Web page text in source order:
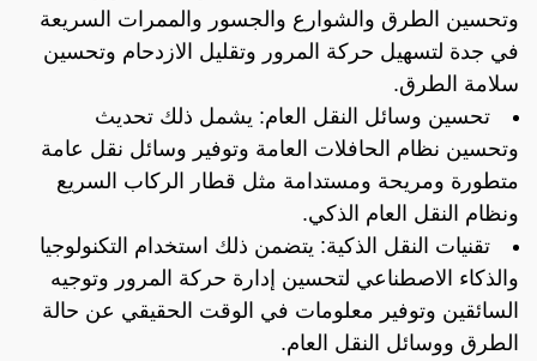
وتحسين الطرق والشوارع والجسور والممرات السريعة
في جدة لتسهيل حركة المرور وتقليل الازدحام وتحسين
سلامة الطرق.
تحسين وسائل النقل العام: يشمل ذلك تحديث
وتحسين نظام الحافلات العامة وتوفير وسائل نقل عامة
متطورة ومريحة ومستدامة مثل قطار الركاب السريع
ونظام النقل العام الذكي.
تقنيات النقل الذكية: يتضمن ذلك استخدام التكنولوجيا
والذكاء الاصطناعي لتحسين إدارة حركة المرور وتوجيه
السائقين وتوفير معلومات في الوقت الحقيقي عن حالة
الطرق ووسائل النقل العام.